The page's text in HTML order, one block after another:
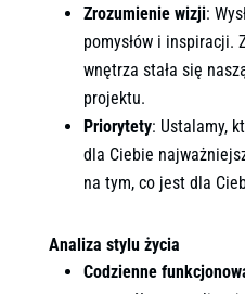
Zrozumienie wizji:
pomysłów i inspiracji.
wnętrza stała się
projektu.
Priorytety: Ustalamy,
dla Ciebie
na tym, co jest dla
Analiza stylu życia
Codzienne